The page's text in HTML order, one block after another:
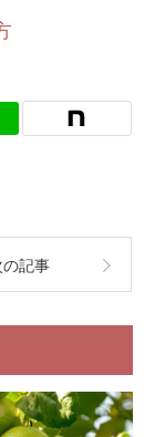
の記事